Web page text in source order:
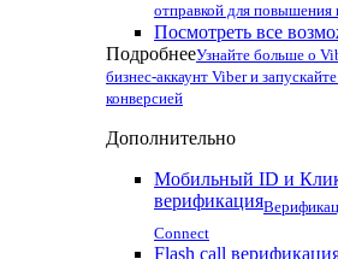
отправкой для повышения
Посмотреть все
ПодробнееУзнайте больше о
бизнес-аккаунт Viber и
конверсией
Дополнительно
Мобильный ID и
верификация
Connect
Flash call